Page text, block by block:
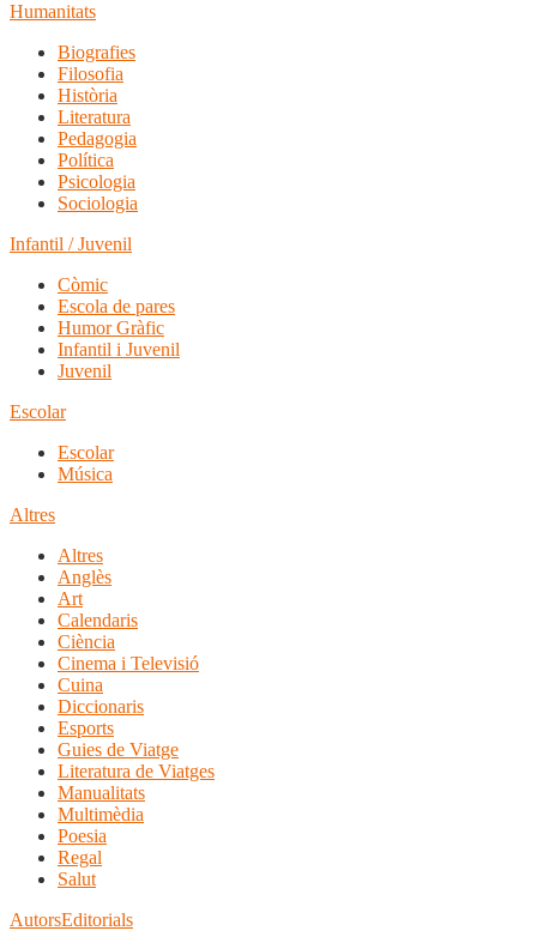
Humanitats
Biografies
Filosofia
Història
Literatura
Pedagogia
Política
Psicologia
Sociologia
Infantil / Juvenil
Còmic
Escola de pares
Humor Gràfic
Infantil i Juvenil
Juvenil
Escolar
Escolar
Música
Altres
Altres
Anglès
Art
Calendaris
Ciència
Cinema i Televisió
Cuina
Diccionaris
Esports
Guies de Viatge
Literatura de Viatges
Manualitats
Multimèdia
Poesia
Regal
Salut
AutorsEditorials